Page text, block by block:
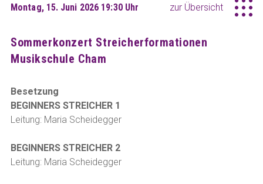
Montag, 15. Juni 2026 19:30 Uhr
zur Übersicht
Sommerkonzert Streicherformationen
Musikschule Cham
Besetzung
BEGINNERS STREICHER 1
Leitung: Maria Scheidegger
BEGINNERS STREICHER 2
Leitung: Maria Scheidegger